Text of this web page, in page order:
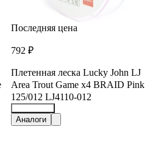
Последняя цена
792 ₽
Плетенная леска Lucky John LJ
Area Trout Game х4 BRAID Pink
125/012 LJ4110-012
25862447
Аналоги